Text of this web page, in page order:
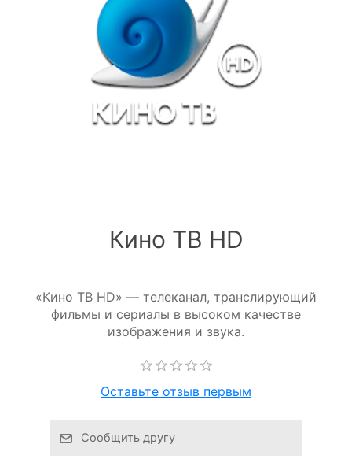
Кино ТВ HD
«Кино ТВ HD» — телеканал, транслирующий
фильмы и сериалы в высоком качестве
изображения и звука.
Оставьте отзыв первым
Сообщить другу